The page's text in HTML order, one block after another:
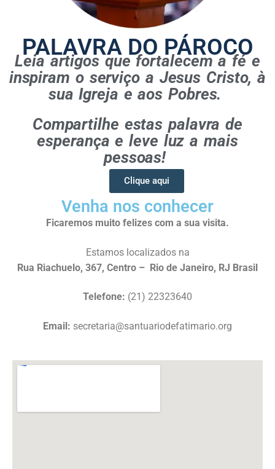
PALAVRA DO PÁROCO
Leia artigos que fortalecem a fé e
inspiram o serviço a Jesus Cristo, à
sua Igreja e aos Pobres.
Compartilhe estas palavra de
esperança e leve luz a mais
pessoas!
Clique aqui
Venha nos conhecer
Ficaremos muito felizes com a sua visita.
Estamos localizados na
Rua Riachuelo, 367, Centro – Rio de Janeiro, RJ Brasil
Telefone: (21) 22323640
Email: secretaria@santuariodefatimario.org